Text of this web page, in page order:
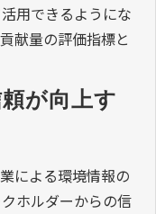
用できるようにな
献量の評価指標と
が向上す
による環境情報の
ホルダーからの信